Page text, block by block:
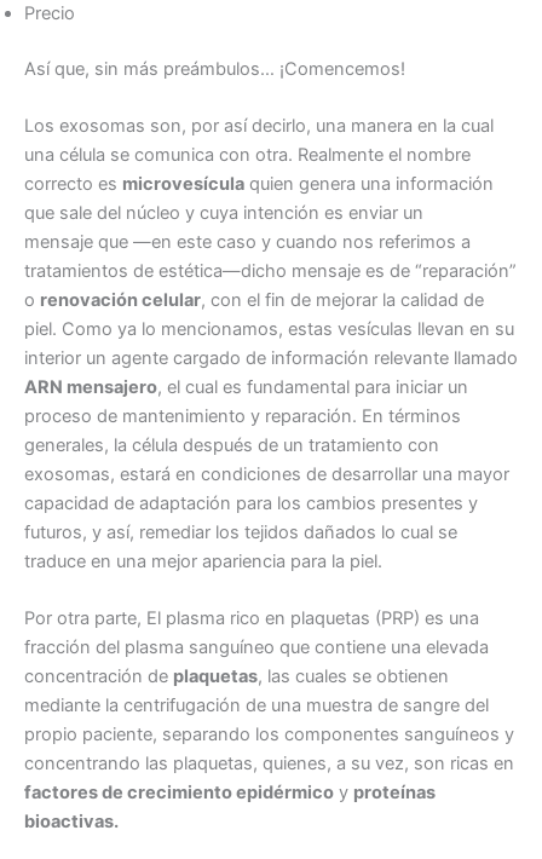
Precio
Así que, sin más preámbulos… ¡Comencemos!
Los exosomas son, por así decirlo, una manera en la cual
una célula se comunica con otra. Realmente el nombre
correcto es microvesícula quien genera una información
que sale del núcleo y cuya intención es enviar un
mensaje que —en este caso y cuando nos referimos a
tratamientos de estética—dicho mensaje es de “reparación”
o renovación celular, con el fin de mejorar la calidad de
piel. Como ya lo mencionamos, estas vesículas llevan en su
interior un agente cargado de información relevante llamado
ARN mensajero, el cual es fundamental para iniciar un
proceso de mantenimiento y reparación. En términos
generales, la célula después de un tratamiento con
exosomas, estará en condiciones de desarrollar una mayor
capacidad de adaptación para los cambios presentes y
futuros, y así, remediar los tejidos dañados lo cual se
traduce en una mejor apariencia para la piel.
Por otra parte, El plasma rico en plaquetas (PRP) es una
fracción del plasma sanguíneo que contiene una elevada
concentración de plaquetas, las cuales se obtienen
mediante la centrifugación de una muestra de sangre del
propio paciente, separando los componentes sanguíneos y
concentrando las plaquetas, quienes, a su vez, son ricas en
factores de crecimiento epidérmico y proteínas
bioactivas.